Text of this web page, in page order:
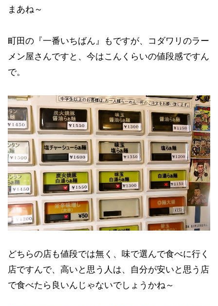
まあね～
町田の『一番いちばん』もですが、コダワリのラー
メン屋さんですと、今はこんくらいの値段感ですん
で。
どちらの店も値段では無く、味で選んで食べに行く
店ですんで、高いと思う人は、自分が安いと思う店
で食べたら良いんじゃないでしょうかね～